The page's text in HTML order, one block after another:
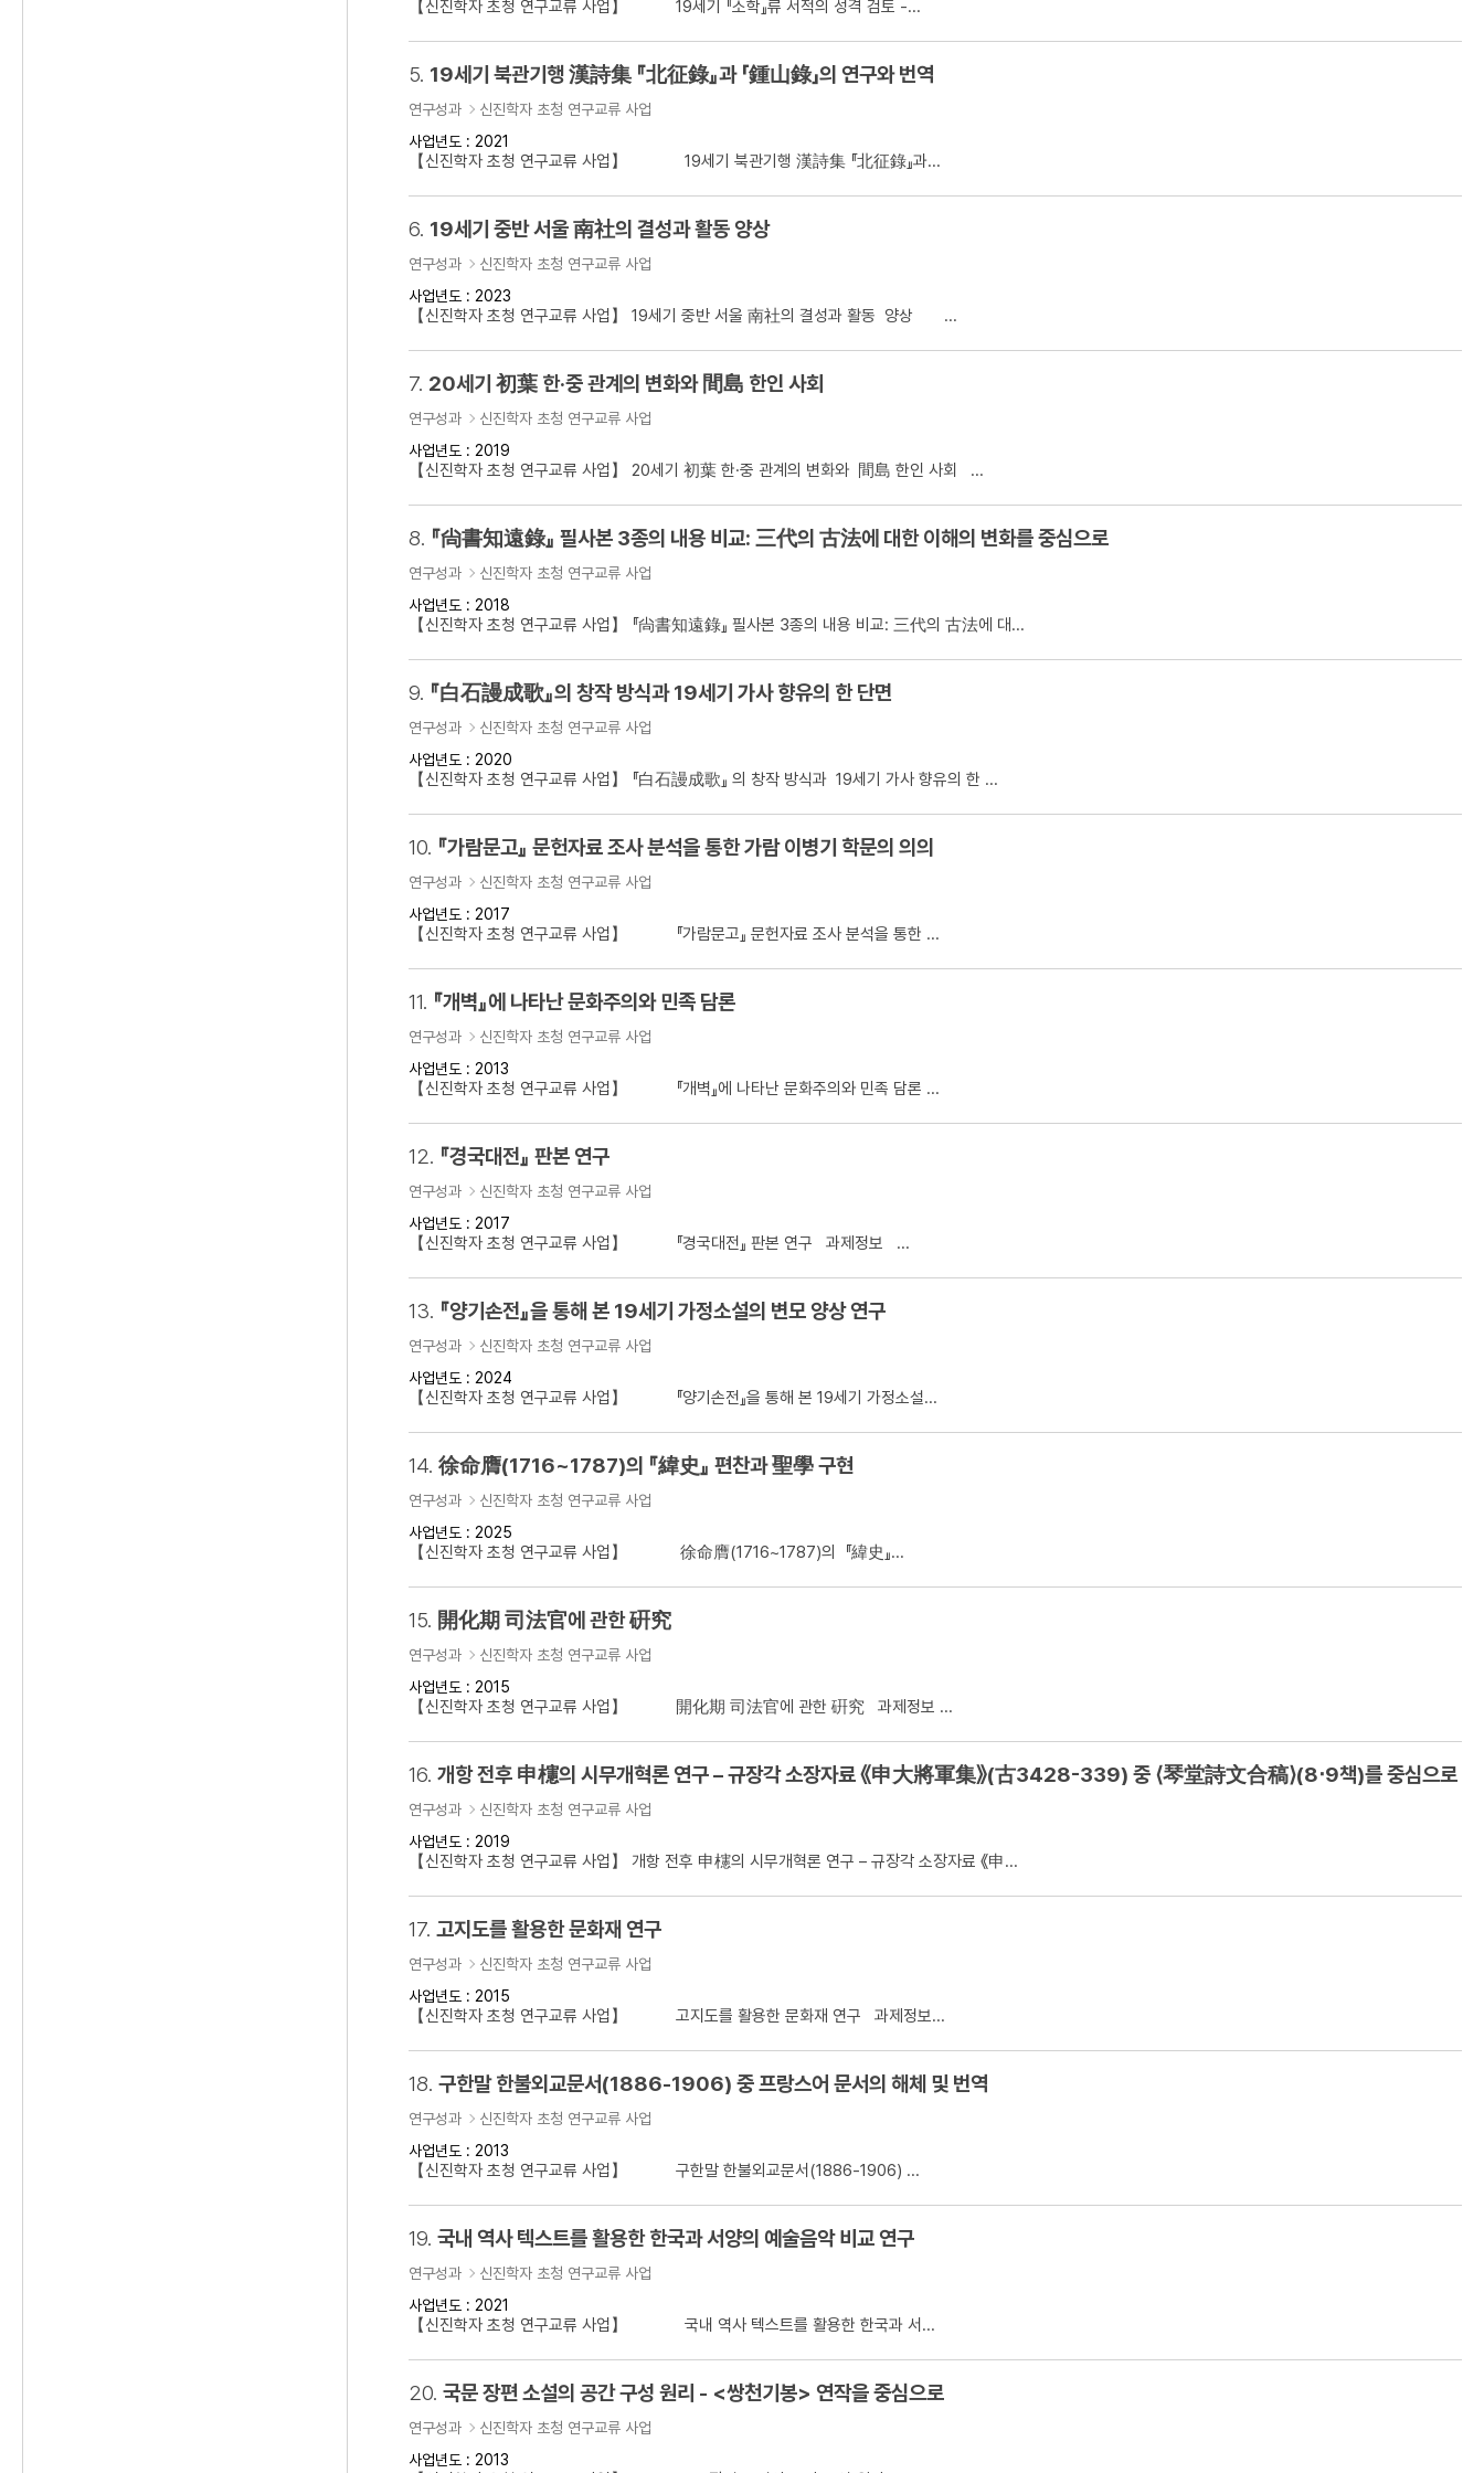
【신진학자 초청 연구교류 사업】 19세기 『소학』류 서적의 성격 검토 -...
5. 19세기 북관기행 漢詩集 『北征錄』과 「鍾山錄」의 연구와 번역
연구성과
신진학자 초청 연구교류 사업
사업년도 : 2021
【신진학자 초청 연구교류 사업】 19세기 북관기행 漢詩集 『北征錄』과...
6. 19세기 중반 서울 南社의 결성과 활동 양상
연구성과
신진학자 초청 연구교류 사업
사업년도 : 2023
【신진학자 초청 연구교류 사업】 19세기 중반 서울 南社의 결성과 활동 양상 ...
7. 20세기 初葉 한·중 관계의 변화와 間島 한인 사회
연구성과
신진학자 초청 연구교류 사업
사업년도 : 2019
【신진학자 초청 연구교류 사업】 20세기 初葉 한·중 관계의 변화와 間島 한인 사회 ...
8. 『尙書知遠錄』 필사본 3종의 내용 비교: 三代의 古法에 대한 이해의 변화를 중심으로
연구성과
신진학자 초청 연구교류 사업
사업년도 : 2018
【신진학자 초청 연구교류 사업】 『尙書知遠錄』 필사본 3종의 내용 비교: 三代의 古法에 대...
9. 『白石謾成歌』의 창작 방식과 19세기 가사 향유의 한 단면
연구성과
신진학자 초청 연구교류 사업
사업년도 : 2020
【신진학자 초청 연구교류 사업】 『白石謾成歌』 의 창작 방식과 19세기 가사 향유의 한 ...
10. 『가람문고』 문헌자료 조사 분석을 통한 가람 이병기 학문의 의의
연구성과
신진학자 초청 연구교류 사업
사업년도 : 2017
【신진학자 초청 연구교류 사업】 『가람문고』 문헌자료 조사 분석을 통한 ...
11. 『개벽』에 나타난 문화주의와 민족 담론
연구성과
신진학자 초청 연구교류 사업
사업년도 : 2013
【신진학자 초청 연구교류 사업】 『개벽』에 나타난 문화주의와 민족 담론 ...
12. 『경국대전』 판본 연구
연구성과
신진학자 초청 연구교류 사업
사업년도 : 2017
【신진학자 초청 연구교류 사업】 『경국대전』 판본 연구 과제정보 ...
13. 『양기손전』을 통해 본 19세기 가정소설의 변모 양상 연구
연구성과
신진학자 초청 연구교류 사업
사업년도 : 2024
【신진학자 초청 연구교류 사업】 『양기손전』을 통해 본 19세기 가정소설...
14. 徐命膺(1716~1787)의 『緯史』 편찬과 聖學 구현
연구성과
신진학자 초청 연구교류 사업
사업년도 : 2025
【신진학자 초청 연구교류 사업】 徐命膺(1716~1787)의 『緯史』...
15. 開化期 司法官에 관한 硏究
연구성과
신진학자 초청 연구교류 사업
사업년도 : 2015
【신진학자 초청 연구교류 사업】 開化期 司法官에 관한 硏究 과제정보 ...
16. 개항 전후 申櫶의 시무개혁론 연구 – 규장각 소장자료 《申大將軍集》(古3428-339) 중 ⟨琴堂詩文合稿⟩(8‧9책)를 중심으로
연구성과
신진학자 초청 연구교류 사업
사업년도 : 2019
【신진학자 초청 연구교류 사업】 개항 전후 申櫶의 시무개혁론 연구 – 규장각 소장자료 《申...
17. 고지도를 활용한 문화재 연구
연구성과
신진학자 초청 연구교류 사업
사업년도 : 2015
【신진학자 초청 연구교류 사업】 고지도를 활용한 문화재 연구 과제정보...
18. 구한말 한불외교문서(1886-1906) 중 프랑스어 문서의 해체 및 번역
연구성과
신진학자 초청 연구교류 사업
사업년도 : 2013
【신진학자 초청 연구교류 사업】 구한말 한불외교문서(1886-1906) ...
19. 국내 역사 텍스트를 활용한 한국과 서양의 예술음악 비교 연구
연구성과
신진학자 초청 연구교류 사업
사업년도 : 2021
【신진학자 초청 연구교류 사업】 국내 역사 텍스트를 활용한 한국과 서...
20. 국문 장편 소설의 공간 구성 원리 - <쌍천기봉> 연작을 중심으로
연구성과
신진학자 초청 연구교류 사업
사업년도 : 2013